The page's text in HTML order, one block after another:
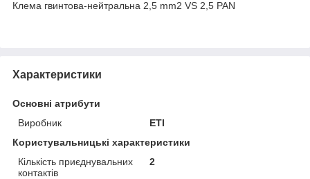
Клема гвинтова-нейтральна 2,5 mm2 VS 2,5 PAN
Характеристики
Основні атрибути
Виробник
ETI
Користувальницькі характеристики
Кількість приєднувальних
контактів
2